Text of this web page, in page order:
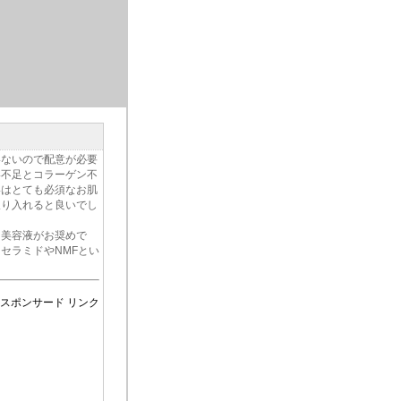
いので配意が必要
足とコラーゲン不
とても必須なお肌
入れると良いでし
容液がお奨めで
ラミドやNMFとい
スポンサード リンク